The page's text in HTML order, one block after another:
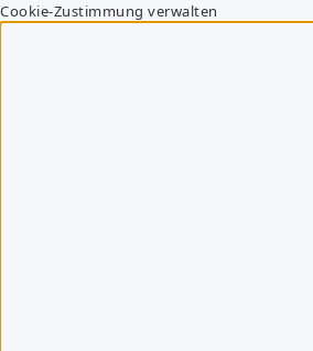
Cookie-Zustimmung verwalten